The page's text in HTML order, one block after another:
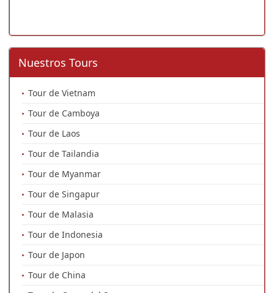
Nuestros Tours
Tour de Vietnam
Tour de Camboya
Tour de Laos
Tour de Tailandia
Tour de Myanmar
Tour de Singapur
Tour de Malasia
Tour de Indonesia
Tour de Japon
Tour de China